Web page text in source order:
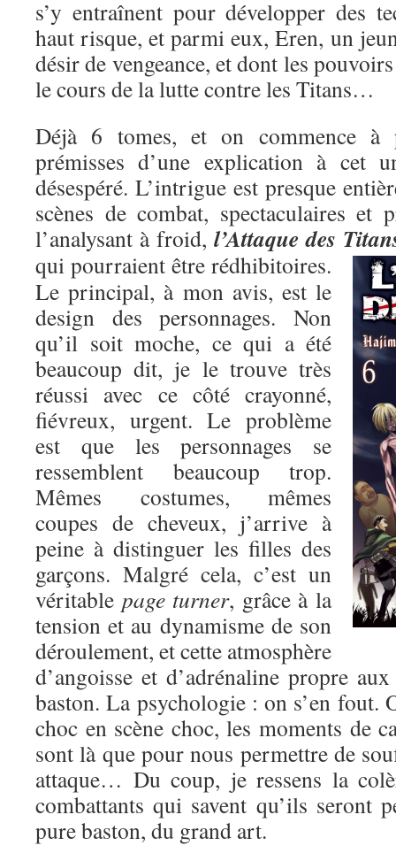
s’y entraînent pour développer des
haut risque, et parmi eux, Eren, un
désir de vengeance, et dont les
le cours de la lutte contre les Titans…
Déjà 6 tomes, et on commence à
prémisses d’une explication à cet
désespéré. L’intrigue est presque
scènes de combat, spectaculaires et
l’analysant à froid, l’Attaque des
qui pourraient être rédhibitoires.
Le principal, à mon avis, est le
design des personnages. Non
qu’il soit moche, ce qui a été
beaucoup dit, je le trouve très
réussi avec ce côté crayonné,
fiévreux, urgent. Le problème
est que les personnages se
ressemblent beaucoup trop.
Mêmes costumes, mêmes
coupes de cheveux, j’arrive à
peine à distinguer les filles des
garçons. Malgré cela, c’est un
véritable page turner, grâce à la
tension et au dynamisme de son
déroulement, et cette atmosphère
d’angoisse et d’adrénaline propre
baston. La psychologie : on s’en fout.
choc en scène choc, les moments de
sont là que pour nous permettre de
attaque… Du coup, je ressens la
combattants qui savent qu’ils seront
pure baston, du grand art.